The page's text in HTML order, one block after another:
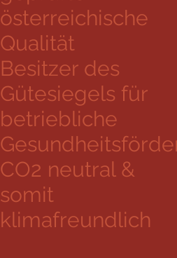
österreichische
Qualität
Besitzer des
Gütesiegels für
betriebliche
CO2 neutral &
somit
klimafreundlich